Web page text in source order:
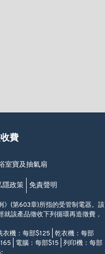
費
室寶及抽氣扇
隱政策 免責聲明
》(第603章)所指的受管制電器。該
該產品徵收下列循環再造徵費，
機：每部$125 | 乾衣機：每部
| 電腦：每部$15 | 列印機：每部